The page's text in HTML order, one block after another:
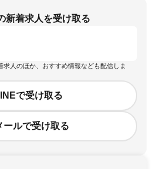
新着求人を受け取る
求人のほか、おすすめ情報なども配信しま
で受け取る
ールで受け取る